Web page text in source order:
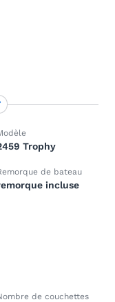
Trophy
de bateau
incluse
de couchettes